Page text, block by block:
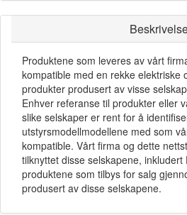
Produktene som leveres av vårt
kompatible med en rekke elektriske
produkter produsert av visse
Enhver referanse til produkter eller
slike selskaper er rent for å
utstyrsmodellmodellene med som
kompatible. Vårt firma og dette
tilknyttet disse selskapene,
produktene som tilbys for salg
produsert av disse selskapene.